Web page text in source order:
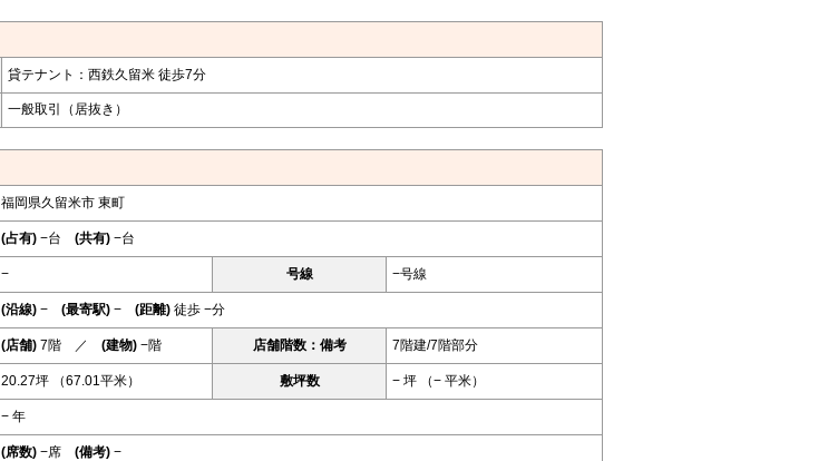
貸テナント：西鉄久留米 徒歩7分
一般取引（居抜き）
福岡県久留米市 東町
(占有) −台 (共有) −台
− 号線 −号線
(沿線) − (最寄駅) − (距離) 徒歩 −分
(店舗) 7階 ／ (建物) −階 店舗階数：備考 7階建/7階部分
20.27坪 （67.01平米） 敷坪数 − 坪 （− 平米）
− 年
(席数) −席 (備考) −